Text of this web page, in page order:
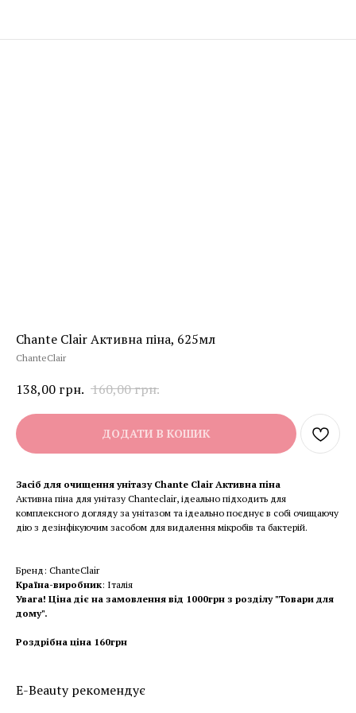
Chante Clair Активна піна, 625мл
ChanteClair
138,00 грн. 160,00грн.
ДОДАТИ В КОШИК
Засіб для очищення унітазу Chante Clair Активна піна
Активна піна для унітазу Chanteclair, ідеально підходить для
комплексного догляду за унітазом та ідеально поєднує в собі очищаючу
дію з дезінфікуючим засобом для видалення мікробів та бактерій.
Бренд: ChanteClair
Країна-виробник: Італія
Увага! Ціна діє на замовлення від 1000грн з розділу "Товари для
дому".
Роздрібна ціна 160грн
E-Beauty рекомендує